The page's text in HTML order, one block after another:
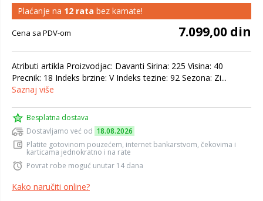
Plaćanje na 12 rata bez kamate!
Cena sa PDV-om 7.099,00 din
Atributi artikla Proizvodjac: Davanti Sirina: 225 Visina: 40
Precnik: 18 Indeks brzine: V Indeks tezine: 92 Sezona: Zi...
Saznaj više
Besplatna dostava
Dostavljamo već od 18.08.2026
Platite gotovinom pouzećem, internet bankarstvom, čekovima i
karticama jednokratno i na rate
Povrat robe moguć unutar 14 dana
Kako naručiti online?